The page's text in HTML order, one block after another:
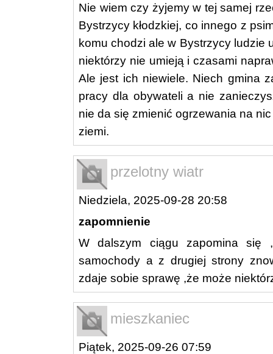
Nie wiem czy żyjemy w tej samej
Bystrzycy kłodzkiej, co innego z
komu chodzi ale w Bystrzycy ludzie
niektórzy nie umieją i czasami
Ale jest ich niewiele. Niech gmina
pracy dla obywateli a nie
nie da się zmienić ogrzewania na
ziemi.
przelotny wiatr
Niedziela, 2025-09-28 20:58
zapomnienie
W dalszym ciągu zapomina
samochody a z drugiej strony
zdaje sobie sprawę ,że może
mieszkaniec
Piątek, 2025-09-26 07:59